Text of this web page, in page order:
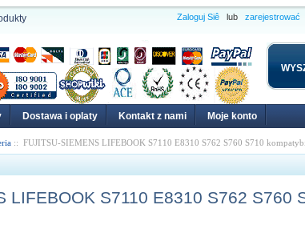
Zaloguj Siê lub zarejestrować
Dostawa i oplaty Kontakt z nami Moje konto
:: FUJITSU-SIEMENS LIFEBOOK S7110 E8310 S762 S760 S710
LIFEBOOK S7110 E8310 S762 S760